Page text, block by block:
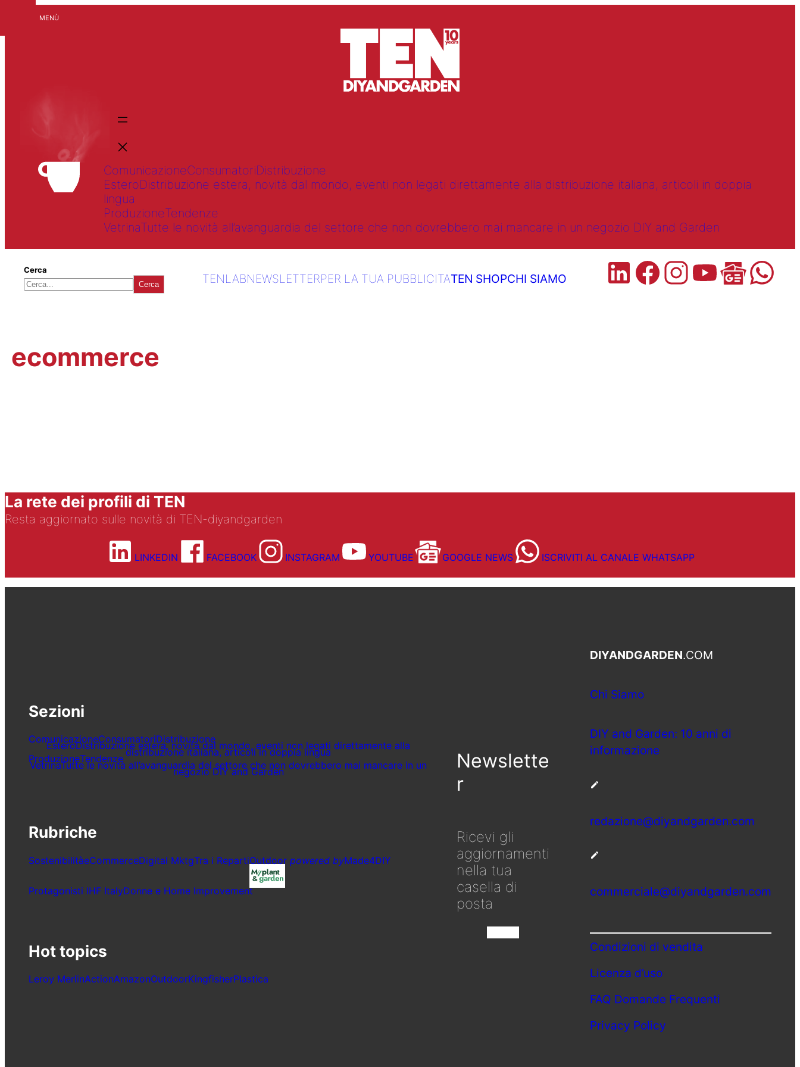
ComunicazioneConsumatoriDistribuzione
EsteroDistribuzione estera, novità dal mondo, eventi non legati direttamente alla distribuzione italiana, articoli in doppia
lingua
ProduzioneTendenze
VetrinaTutte le novità all’avanguardia del settore che non dovrebbero mai mancare in un negozio DIY and Garden
Cerca
Cerca TENLABNEWSLETTERPER LA TUA PUBBLICITATEN SHOPCHI SIAMO
MENÙ
ecommerce
La rete dei profili di TEN
Resta aggiornato sulle novità di TEN-diyandgarden
LINKEDIN FACEBOOK INSTAGRAM YOUTUBE GOOGLE NEWS ISCRIVITI AL CANALE WHATSAPP
Sezioni
ComunicazioneConsumatoriDistribuzione
EsteroDistribuzione estera, novità dal mondo, eventi non legati direttamente alla
distribuzione italiana, articoli in doppia lingua
ProduzioneTendenze
VetrinaTutte le novità all’avanguardia del settore che non dovrebbero mai mancare in un
negozio DIY and Garden
Rubriche
SostenibilitàeCommerceDigital MktgTra i RepartiOutdoor powered byMade4DIY
Protagonisti IHF ItalyDonne e Home Improvement
Hot topics
Leroy MerlinActionAmazonOutdoorKingfisherPlastica
Newslette
r
Ricevi gli
aggiornamenti
nella tua
casella di
posta
DIYANDGARDEN.COM
Chi Siamo
DIY and Garden: 10 anni di
informazione
redazione@diyandgarden.com
commerciale@diyandgarden.com
Condizioni di vendita
Licenza d’uso
FAQ Domande Frequenti
Privacy Policy